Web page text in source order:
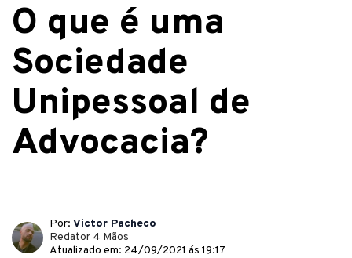
O que é uma
Sociedade
Unipessoal de
Advocacia?
Por: Victor Pacheco
Redator 4 Mãos
Atualizado em: 24/09/2021 ás 19:17